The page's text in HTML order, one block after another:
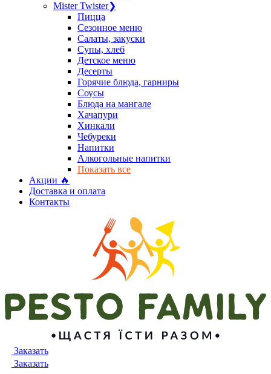
Mister Twister❯
Пицца
Сезонное меню
Салаты, закуски
Супы, хлеб
Детское меню
Десерты
Горячие блюда, гарниры
Соусы
Блюда на мангале
Хачапури
Хинкали
Чебуреки
Напитки
Алкогольные напитки
Показать все
Акции 🔥
Доставка и оплата
Контакты
Заказать
Заказать